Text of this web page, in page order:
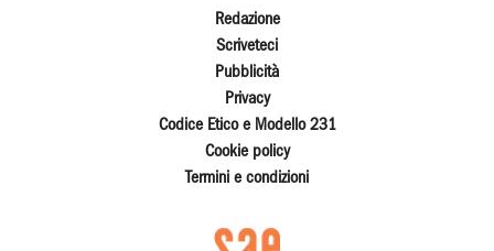
Redazione
Scriveteci
Pubblicità
Privacy
Codice Etico e Modello 231
Cookie policy
Termini e condizioni